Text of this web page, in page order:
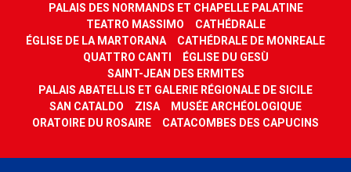
PALAIS DES NORMANDS ET CHAPELLE PALATINE
TEATRO MASSIMO
CATHÉDRALE
ÉGLISE DE LA MARTORANA
CATHÉDRALE DE MONREALE
QUATTRO CANTI
ÉGLISE DU GESÙ
SAINT-JEAN DES ERMITES
PALAIS ABATELLIS ET GALERIE RÉGIONALE DE SICILE
SAN CATALDO
ZISA
MUSÉE ARCHÉOLOGIQUE
ORATOIRE DU ROSAIRE
CATACOMBES DES CAPUCINS